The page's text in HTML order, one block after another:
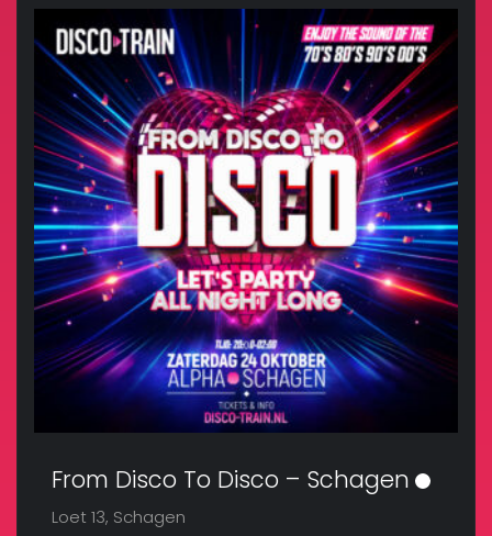
From Disco To Disco – Schagen
Loet 13, Schagen